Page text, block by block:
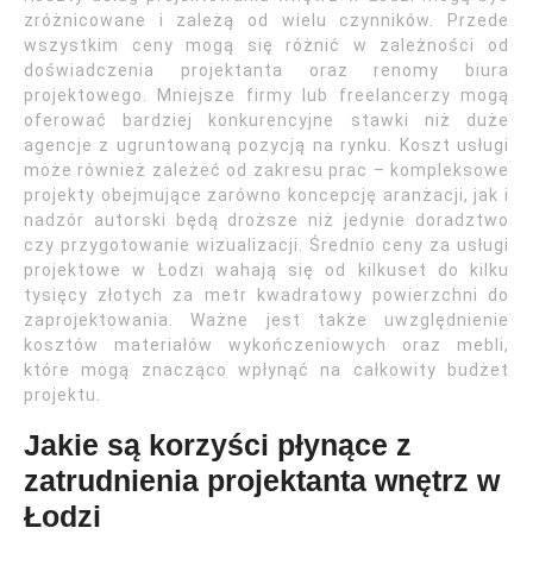
zróżnicowane i zależą od wielu czynników. Przede
wszystkim ceny mogą się różnić w zależności od
doświadczenia projektanta oraz renomy biura
projektowego. Mniejsze firmy lub freelancerzy mogą
oferować bardziej konkurencyjne stawki niż duże
agencje z ugruntowaną pozycją na rynku. Koszt usługi
może również zależeć od zakresu prac – kompleksowe
projekty obejmujące zarówno koncepcję aranżacji, jak i
nadzór autorski będą droższe niż jedynie doradztwo
czy przygotowanie wizualizacji. Średnio ceny za usługi
projektowe w Łodzi wahają się od kilkuset do kilku
tysięcy złotych za metr kwadratowy powierzchni do
zaprojektowania. Ważne jest także uwzględnienie
kosztów materiałów wykończeniowych oraz mebli,
które mogą znacząco wpłynąć na całkowity budżet
projektu.
Jakie są korzyści płynące z
zatrudnienia projektanta wnętrz w
Łodzi